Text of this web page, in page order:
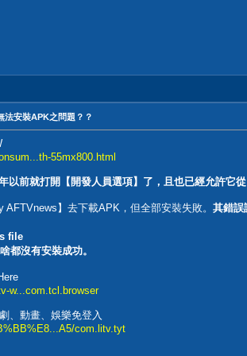
法安裝APK之問題？？
55mx800.html
以前就打開【開發人員選項】了，且也已經允許它
AFTVnews】去下載APK，但全部安裝失敗。 其錯誤
file
都沒有安裝成功。
w...com.tcl.browser
、動畫、娛樂免登入
com.litv.tyt